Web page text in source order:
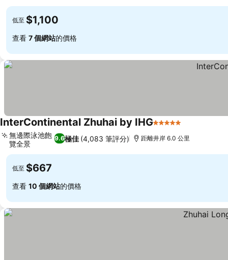
低至 $1,100
查看 7 個網站的價格
InterContinental Zhuhai by IHG5 星級
9.6極佳 (4,083 筆評分)
無邊際泳池飽
覽全景
距離井岸 6.0 公里
低至 $667
查看 10 個網站的價格